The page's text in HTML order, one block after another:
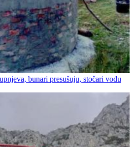
bunari presušuju, stočari vodu